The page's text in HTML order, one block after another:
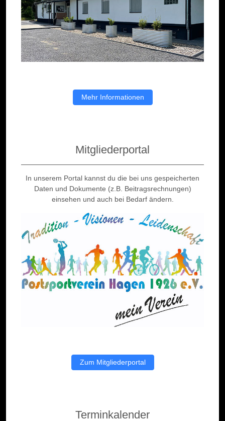
Mehr Informationen
Mitgliederportal
In unserem Portal kannst du die bei uns gespeicherten
Daten und Dokumente (z.B. Beitragsrechnungen)
einsehen und auch bei Bedarf ändern.
Zum Mitgliederportal
Terminkalender